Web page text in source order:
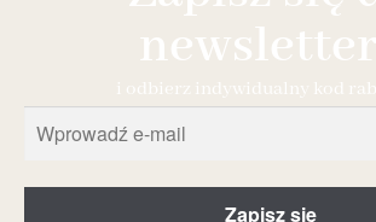
i odbierz indywidualny kod